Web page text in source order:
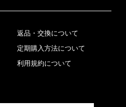
返品・交換について
定期購入方法について
利用規約について